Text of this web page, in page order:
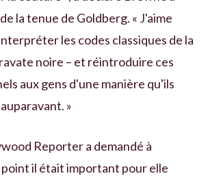
la tenue de Goldberg. « J'aime
les codes classiques de la
noire – et réintroduire ces
aux gens d'une manière qu'ils
»
Reporter a demandé à
il était important pour elle